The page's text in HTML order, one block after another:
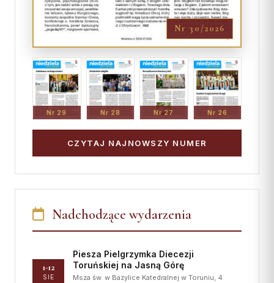
Nr 30/2026
Nr 29 Nr 28 Nr 27 Nr 26
CZYTAJ NAJNOWSZY NUMER
Nadchodzące wydarzenia
1-12
SIE
Piesza Pielgrzymka Diecezji
Toruńskiej na Jasną Górę
Msza św. w Bazylice Katedralnej w Toruniu, 4